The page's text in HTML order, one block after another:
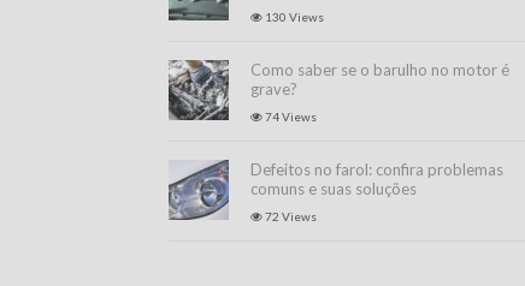
130 Views
Como saber se o barulho no motor é
grave?
74 Views
Defeitos no farol: confira problemas
comuns e suas soluções
72 Views